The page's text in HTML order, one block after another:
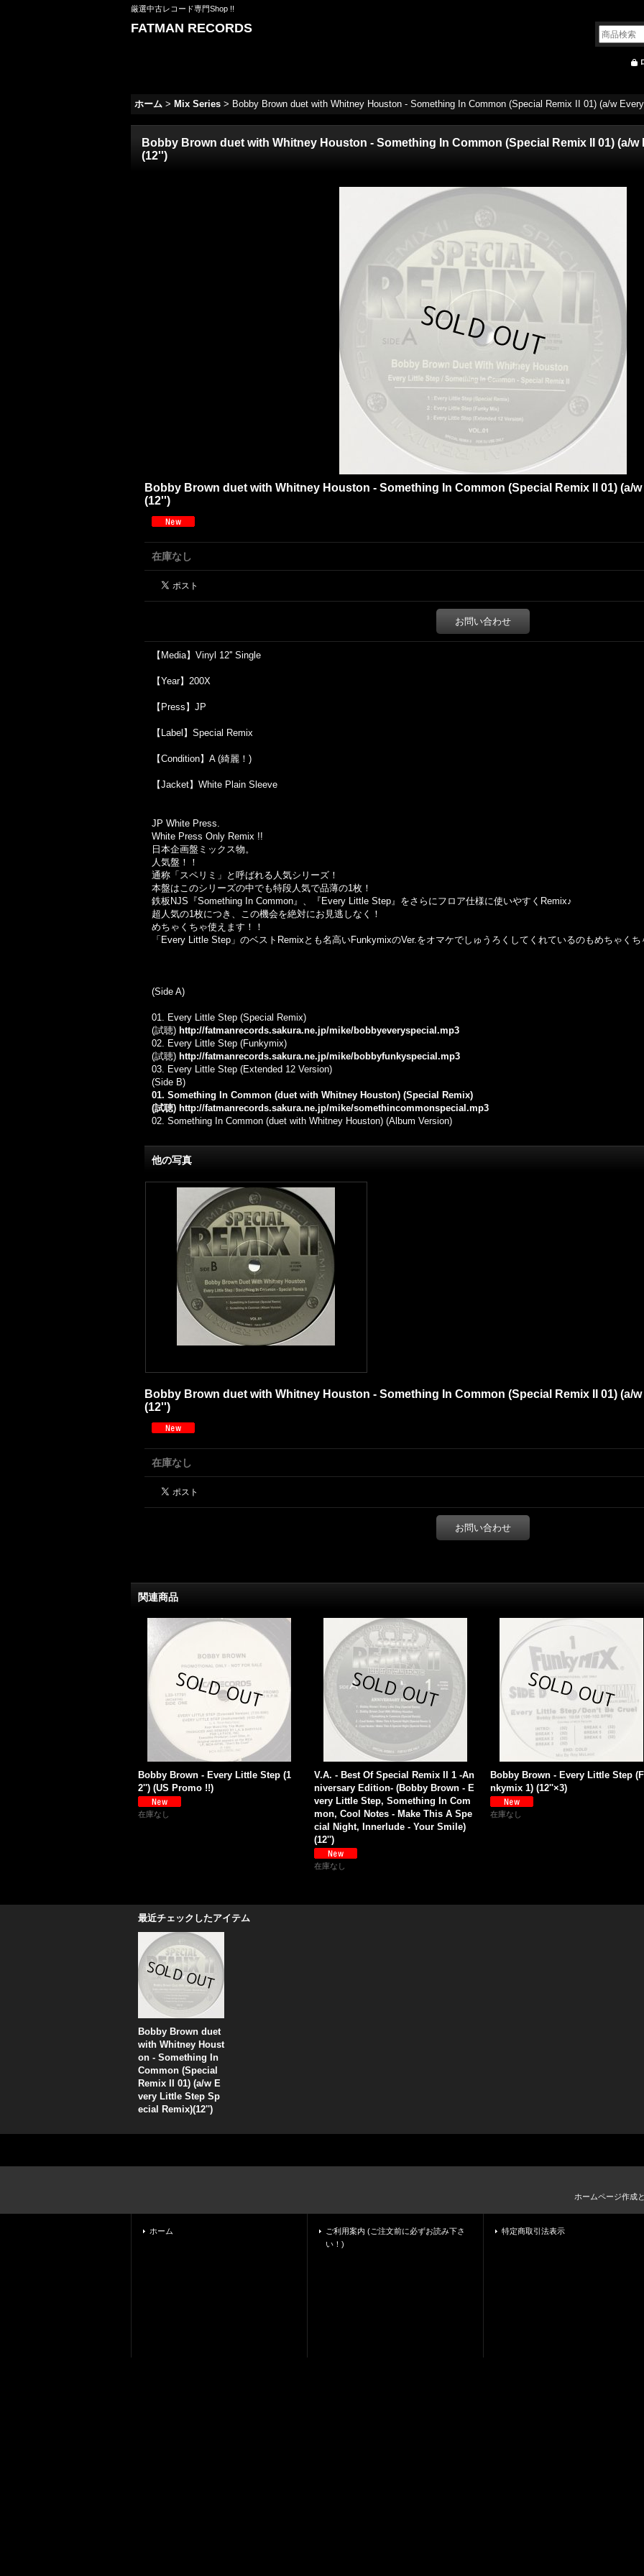
厳選中古レコード専門Shop !!
FATMAN RECORDS
ホーム > Mix Series > Bobby Brown duet with Whitney Houston - Something In Common (Special Remix II 01) (a/w
Bobby Brown duet with Whitney Houston - Something In Common (Special Remix II 01) (a/
(12'')
Bobby Brown duet with Whitney Houston - Something In Common (Special Remix II 01) (a/
(12'')
在庫なし
お問い合わせ
【Media】Vinyl 12'' Single
【Year】200X
【Press】JP
【Label】Special Remix
【Condition】A (綺麗！)
【Jacket】White Plain Sleeve
JP White Press.
White Press Only Remix !!
日本企画盤ミックス物。
人気盤！！
通称「スペリミ」と呼ばれる人気シリーズ！
本盤はこのシリーズの中でも特段人気で品薄の1枚！
鉄板NJS『Something In Common』、『Every Little Step』をさらにフロア仕様に使いやすくRemix♪
超人気の1枚につき、この機会を絶対にお見逃しなく！
めちゃくちゃ使えます！！
「Every Little Step」のベストRemixとも名高いFunkymixのVer.をオマケでしゅうろくしてくれているのもめちゃくち
(Side A)
01. Every Little Step (Special Remix)
(試聴) http://fatmanrecords.sakura.ne.jp/mike/bobbyeveryspecial.mp3
02. Every Little Step (Funkymix)
(試聴) http://fatmanrecords.sakura.ne.jp/mike/bobbyfunkyspecial.mp3
03. Every Little Step (Extended 12 Version)
(Side B)
01. Something In Common (duet with Whitney Houston) (Special Remix)
(試聴) http://fatmanrecords.sakura.ne.jp/mike/somethincommonspecial.mp3
02. Something In Common (duet with Whitney Houston) (Album Version)
他の写真
Bobby Brown duet with Whitney Houston - Something In Common (Special Remix II 01) (a/
(12'')
在庫なし
お問い合わせ
関連商品
Bobby Brown - Every Little Step (1
2'') (US Promo !!)
在庫なし
V.A. - Best Of Special Remix II 1 -An
niversary Edition- (Bobby Brown - E
very Little Step, Something In Com
mon, Cool Notes - Make This A Spe
cial Night, Innerlude - Your Smile)
(12'')
在庫なし
Bobby Brown - Every Little Step
nkymix 1) (12''×3)
在庫なし
最近チェックしたアイテム
Bobby Brown duet
with Whitney Houst
on - Something In
Common (Special
Remix II 01) (a/w E
very Little Step Sp
ecial Remix)(12'')
ホームページ作成
ホーム
ご利用案内 (ご注文前に必ずお読み下さ
い！)
特定商取引法表示